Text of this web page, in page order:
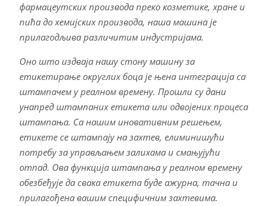
фармацеутских производа преко козметике, хране и
пића до хемијских производа, наша машина је
прилагодљива различитим индустријама.
Оно што издваја нашу стону машину за
етикетирање округлих боца је њена интеграција са
штампачем у реалном времену. Прошли су дани
унапред штампаних етикета или одвојених процеса
штампања. Са нашим иновативним решењем,
етикете се штампају на захтев, елиминишући
потребу за управљањем залихама и смањујући
отпад. Ова функција штампања у реалном времену
обезбеђује да свака етикета буде ажурна, тачна и
прилагођена вашим специфичним захтевима.